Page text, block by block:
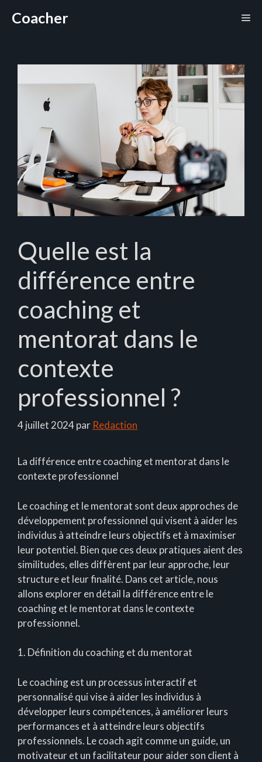
Coacher
Quelle est la
différence entre
coaching et
mentorat dans le
contexte
professionnel ?
4 juillet 2024par Redaction
La différence entre coaching et mentorat dans le
contexte professionnel
Le coaching et le mentorat sont deux approches de
développement professionnel qui visent à aider les
individus à atteindre leurs objectifs et à maximiser
leur potentiel. Bien que ces deux pratiques aient des
similitudes, elles diffèrent par leur approche, leur
structure et leur finalité. Dans cet article, nous
allons explorer en détail la différence entre le
coaching et le mentorat dans le contexte
professionnel.
1. Définition du coaching et du mentorat
Le coaching est un processus interactif et
personnalisé qui vise à aider les individus à
développer leurs compétences, à améliorer leurs
performances et à atteindre leurs objectifs
professionnels. Le coach agit comme un guide, un
motivateur et un facilitateur pour aider son client à